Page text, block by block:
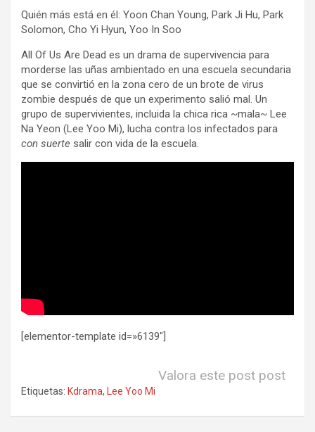
Quién más está en él: Yoon Chan Young, Park Ji Hu, Park
Solomon, Cho Yi Hyun, Yoo In Soo
All Of Us Are Dead es un drama de supervivencia para
morderse las uñas ambientado en una escuela secundaria
que se convirtió en la zona cero de un brote de virus
zombie después de que un experimento salió mal. Un
grupo de supervivientes, incluida la chica rica ~mala~ Lee
Na Yeon (Lee Yoo Mi), lucha contra los infectados para
con suerte salir con vida de la escuela.
[elementor-template id=»6139″]
Valora este post post
Etiquetas: Kdrama, Lee Yoo Mi